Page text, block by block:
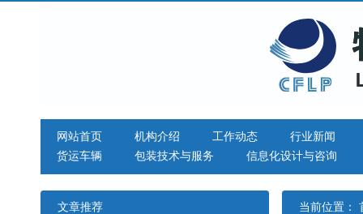
网站首页 机构介绍 工作动态
行业新闻
货运车辆
包装技术与服务 信息化设计与咨询
文章推荐 当前位置：